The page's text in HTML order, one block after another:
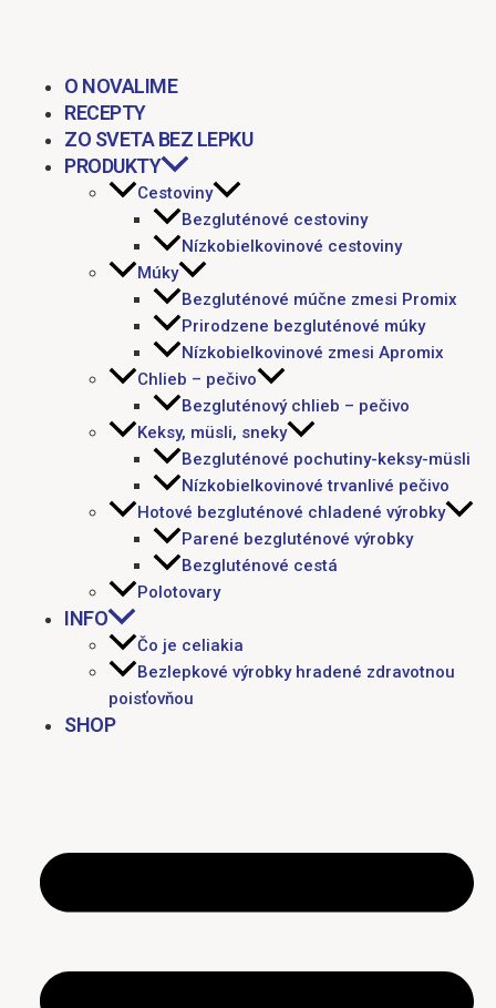
O NOVALIME
RECEPTY
ZO SVETA BEZ LEPKU
PRODUKTY
Cestoviny
Bezgluténové cestoviny
Nízkobielkovinové cestoviny
Múky
Bezgluténové múčne zmesi Promix
Prirodzene bezgluténové múky
Nízkobielkovinové zmesi Apromix
Chlieb – pečivo
Bezgluténový chlieb – pečivo
Keksy, müsli, sneky
Bezgluténové pochutiny-keksy-müsli
Nízkobielkovinové trvanlivé pečivo
Hotové bezgluténové chladené výrobky
Parené bezgluténové výrobky
Bezgluténové cestá
Polotovary
INFO
Čo je celiakia
Bezlepkové výrobky hradené zdravotnou
poisťovňou
SHOP